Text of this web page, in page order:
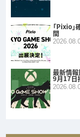
「Pixio
間
最新情
9月17日